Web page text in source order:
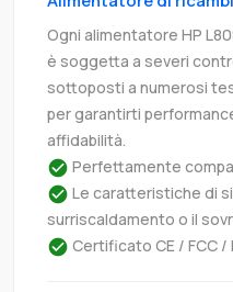
Ogni alimentatore HP
è soggetta a severi
sottoposti a numerosi
per garantirti
affidabilità.
Perfettamente
Le caratteristiche di
surriscaldamento o il
Certificato CE / FCC /